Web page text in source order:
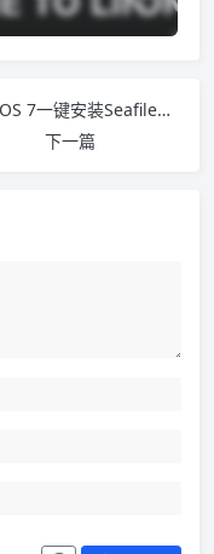
CentOS 7一键安装Seafile搭建私有云存储网盘
下一篇